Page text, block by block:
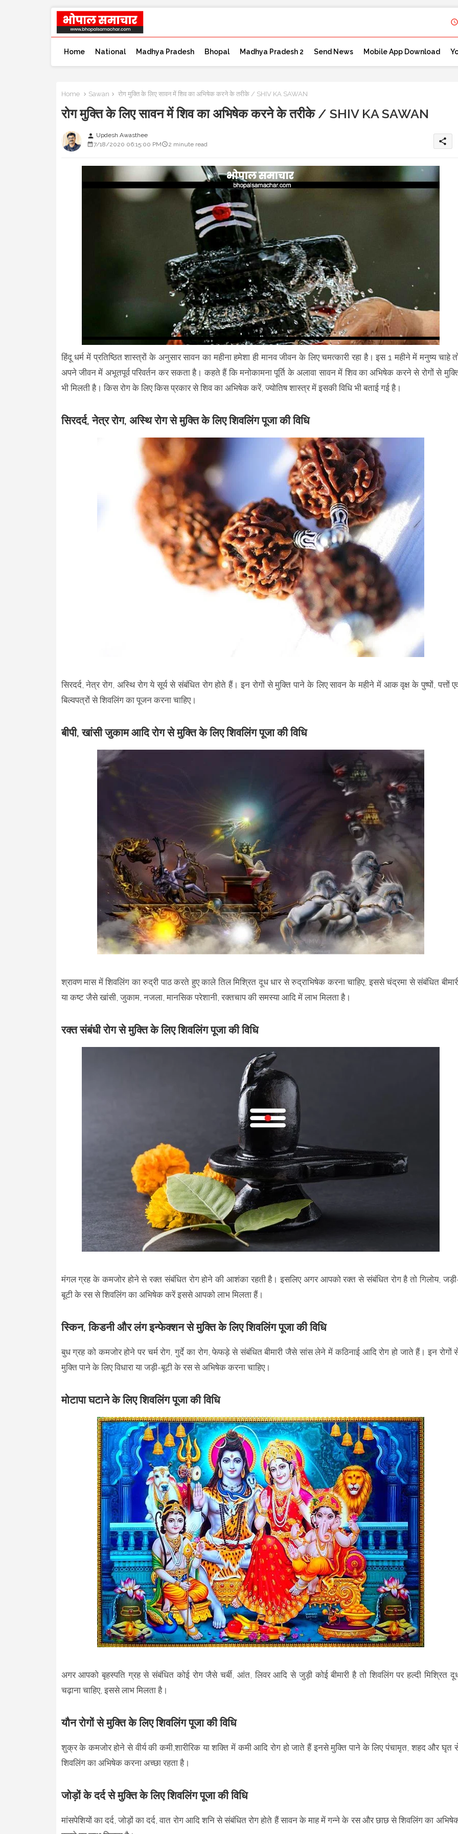
Home National Madhya Pradesh Bhopal Madhya Pradesh 2 Send News Mobile App Download
Home Sawan रोग मुक्ति के लिए सावन में शिव का अभिषेक करने के तरीके / SHIV KA SAWAN
रोग मुक्ति के लिए सावन में शिव का अभिषेक करने के तरीके / SHIV KA SAWAN
person Updesh Awasthee
7/18/2020 06:15:00 PM
2 minute read share
हिंदू धर्म में प्रतिष्ठित शास्त्रों के अनुसार सावन का महीना हमेशा ही मानव जीवन के लिए चमत्कारी रहा है। इस 1 महीने में मनुष्य चाहे
अपने जीवन में अभूतपूर्व परिवर्तन कर सकता है। कहते हैं कि मनोकामना पूर्ति के अलावा सावन में शिव का अभिषेक करने से रोगों से
भी मिलती है। किस रोग के लिए किस प्रकार से शिव का अभिषेक करें, ज्योतिष शास्त्र में इसकी विधि भी बताई गई है।
सिरदर्द, नेत्र रोग, अस्थि रोग से मुक्ति के लिए शिवलिंग पूजा की विधि
सिरदर्द, नेत्र रोग, अस्थि रोग ये सूर्य से संबंधित रोग होते हैं। इन रोगों से मुक्ति पाने के लिए सावन के महीने में आक वृक्ष के पुष्पों, पत्तों
बिल्वपत्रों से शिवलिंग का पूजन करना चाहिए।
बीपी, खांसी जुकाम आदि रोग से मुक्ति के लिए शिवलिंग पूजा की विधि
श्रावण मास में शिवलिंग का रुद्री पाठ करते हुए काले तिल मिश्रित दूध धार से रुद्राभिषेक करना चाहिए, इससे चंद्रमा से संबंधित
या कष्ट जैसे खांसी, जुकाम, नजला, मानसिक परेशानी, रक्तचाप की समस्या आदि में लाभ मिलता है।
रक्त संबंधी रोग से मुक्ति के लिए शिवलिंग पूजा की विधि
मंगल ग्रह के कमजोर होने से रक्त संबंधित रोग होने की आशंका रहती है। इसलिए अगर आपको रक्त से संबंधित रोग है तो गिलोय,
बूटी के रस से शिवलिंग का अभिषेक करें इससे आपको लाभ मिलता हैं।
स्किन, किडनी और लंग इन्फेक्शन से मुक्ति के लिए शिवलिंग पूजा की विधि
बुध ग्रह को कमजोर होने पर चर्म रोग, गुर्दे का रोग, फेफड़े से संबंधित बीमारी जैसे सांस लेने में कठिनाई आदि रोग हो जाते हैं। इन रोगों
मुक्ति पाने के लिए विधारा या जड़ी-बूटी के रस से अभिषेक करना चाहिए।
मोटापा घटाने के लिए शिवलिंग पूजा की विधि
अगर आपको बृहस्पति ग्रह से संबंधित कोई रोग जैसे चर्बी, आंत, लिवर आदि से जुड़ी कोई बीमारी है तो शिवलिंग पर हल्दी मिश्रित
चढ़ाना चाहिए, इससे लाभ मिलता है।
यौन रोगों से मुक्ति के लिए शिवलिंग पूजा की विधि
शुक्र के कमजोर होने से वीर्य की कमी,शारीरिक या शक्ति में कमी आदि रोग हो जाते हैं इनसे मुक्ति पाने के लिए पंचामृत, शहद और घृत
शिवलिंग का अभिषेक करना अच्छा रहता है।
जोड़ों के दर्द से मुक्ति के लिए शिवलिंग पूजा की विधि
मांसपेशियों का दर्द, जोड़ों का दर्द, वात रोग आदि शनि से संबंधित रोग होते हैं सावन के माह में गन्ने के रस और छाछ से शिवलिंग का